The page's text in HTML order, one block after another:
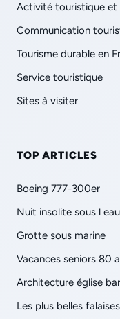
Activité touristique et
Communication
Tourisme durable en
Service touristique
Sites à visiter
TOP ARTICLES
Boeing 777-300er
Nuit insolite sous l eau
Grotte sous marine
Vacances seniors 80
Architecture église
Les plus belles